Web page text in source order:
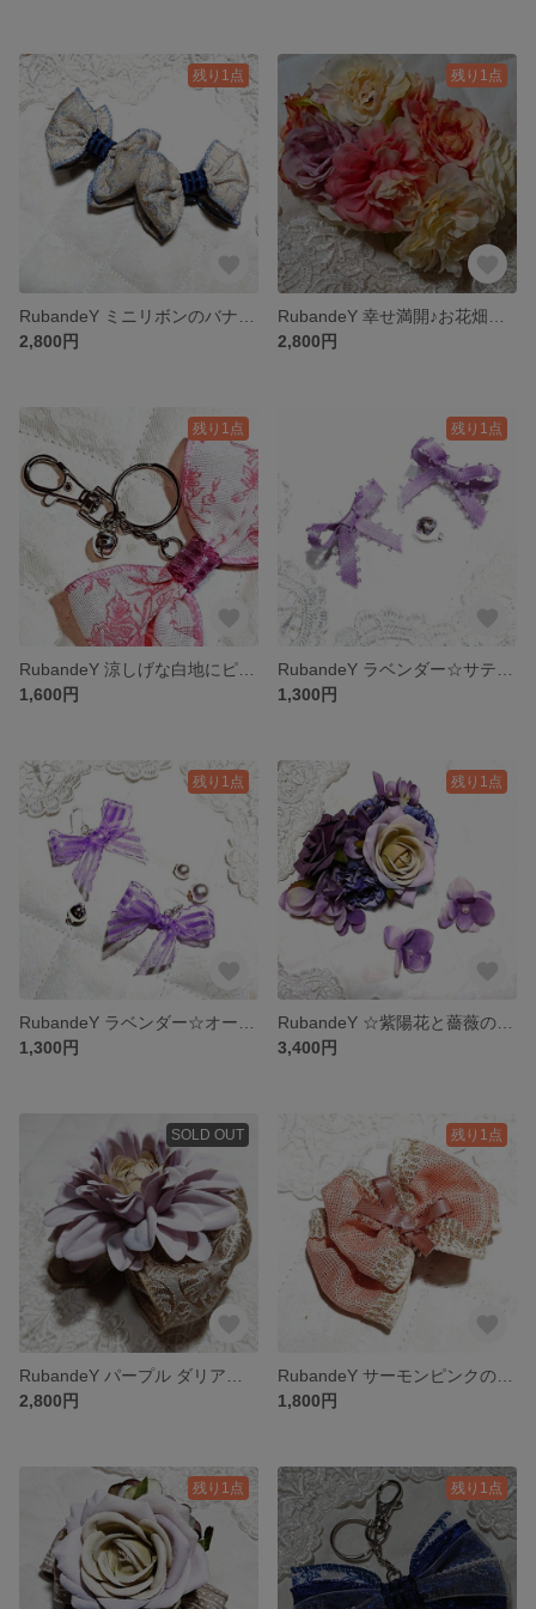
残り1点
2,800円
残り1点
2,800円
残り1点
1,600円
残り1点
1,300円
残り1点
1,300円
残り1点
3,400円
SOLD OUT
2,800円
残り1点
1,800円
残り1点 残り1点